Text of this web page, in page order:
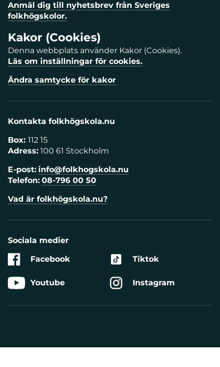
Anmäl dig till nyhetsbrev från Sveriges
folkhögskolor.
Kakor (Cookies)
Denna webbplats använder Kakor (Cookies).
Läs om inställningar för cookies.
Ändra samtycke för kakor
Kontakta folkhögskola.nu
Box: 112 15
Adress: 100 61 Stockholm
E-post: info@folkhogskola.nu
Telefon: 08-796 00 50
Vad är folkhögskola.nu?
Sociala medier
Facebook
Youtube
Tiktok
Instagram